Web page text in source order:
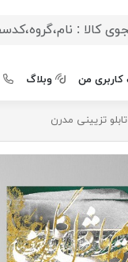
من وبلاگ
تابلو تزیینی مدرن